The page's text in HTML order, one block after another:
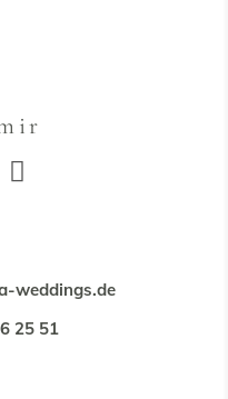
weddings.de
25 51